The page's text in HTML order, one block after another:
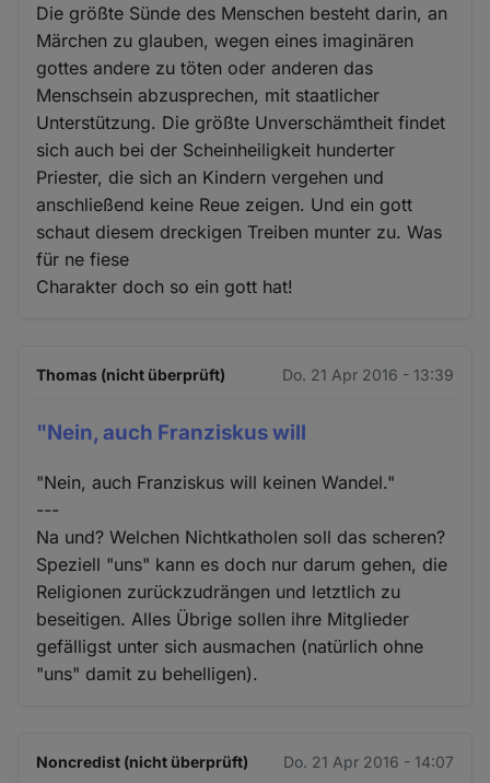
Die größte Sünde des Menschen besteht darin, an
Märchen zu glauben, wegen eines imaginären
gottes andere zu töten oder anderen das
Menschsein abzusprechen, mit staatlicher
Unterstützung. Die größte Unverschämtheit findet
sich auch bei der Scheinheiligkeit hunderter
Priester, die sich an Kindern vergehen und
anschließend keine Reue zeigen. Und ein gott
schaut diesem dreckigen Treiben munter zu. Was
für ne fiese
Charakter doch so ein gott hat!
Thomas (nicht überprüft) Do. 21 Apr 2016 - 13:39
"Nein, auch Franziskus will
"Nein, auch Franziskus will keinen Wandel."
---
Na und? Welchen Nichtkatholen soll das scheren?
Speziell "uns" kann es doch nur darum gehen, die
Religionen zurückzudrängen und letztlich zu
beseitigen. Alles Übrige sollen ihre Mitglieder
gefälligst unter sich ausmachen (natürlich ohne
"uns" damit zu behelligen).
Noncredist (nicht überprüft) Do. 21 Apr 2016 - 14:07